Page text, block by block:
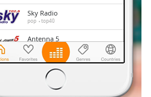
Sky Radio
pop top40
Antenna 5
pop top40
ZONA M1 RADIO
entertainment
Extra Radio